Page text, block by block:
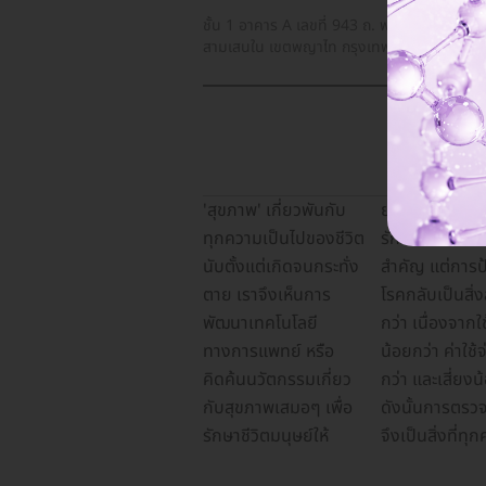
ชั้น 1 อาคาร A เลขที่ 943 ถ. พหลโยธิน แขวง
สามเสนใน เขตพญาไท กรุงเทพมหานคร
'สุขภาพ' เกี่ยวพันกับ
ทุกความเป็นไปของชีวิต
นับตั้งแต่เกิดจนกระทั่ง
ตาย เราจึงเห็นการ
พัฒนาเทคโนโลยี
ทางการแพทย์ หรือ
คิดค้นนวัตกรรมเกี่ยว
กับสุขภาพเสมอๆ เพื่อ
รักษาชีวิตมนุษย์ให้
ยาวนานมากขึ้น แม้การ
รักษาโรคจะเป็นสิ่ง
สำคัญ แต่การป้องกัน
โรคกลับเป็นสิ่งสำคัญ
กว่า เนื่องจากใช้เวลา
น้อยกว่า ค่าใช้จ่ายน้อย
กว่า และเสี่ยงน้อยกว่า
ดังนั้นการตรวจสุขภาพ
จึงเป็นสิ่งที่ทุกคนควร
ทำ ปัจจุบันมีให้เลือก
ตรวจหลากหลาย
ประเภท สามารถใช้
บริการได้ทั้งโรง
พยาบาล เมดิคอล
เซ็นเตอร์ และคลินิกชั้น
นำ อย่าง ฉีดวัคซีนปอด
อักเสบ ในกรุงเทพฯ ก็มี
หลายแห่ง หากคุณ
กำลังมองหาโรง
พยาบาล เมดิคอล
เซ็นเตอร์ และคลินิกชั้น
นำทั่วกรุงเทพฯ รับรอง
ว่า “ไม่ผิดหวังแน่” มาดู
กันว่า ฉีดวัคซีนปอด
อักเสบ กรุงเทพ มีที่ไหน
บ้าง ที่ไหนให้บริการอะไร
บ้าง มีแพ็กเกจด้วยไหม
และที่ไหนตอบโจทย์ได้
มากที่สุด ดูแพ็กเกจ ฉีด
วัคซีนปอดอักเสบ
กรุงเทพฯ เปรียบเทียบ
ราคา โปรโมชั่นล่าสุด
จากโรงพยาบาลและ
คลินิกชั้นนำได้ที่นี่ หรือ
ไม่พลาดทุกการอัปเดต
แพ็กเกจต่างๆ เมื่อกด